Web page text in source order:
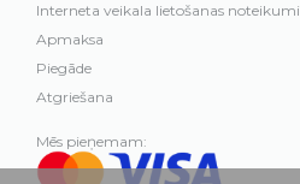
Interneta veikala lietošanas noteikumi
Apmaksa
Piegāde
Atgriešana
Mēs pieņemam: